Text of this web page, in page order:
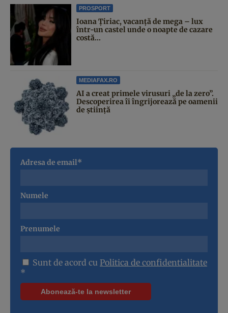
PROSPORT
Ioana Țiriac, vacanță de mega – lux
într-un castel unde o noapte de cazare
costă...
MEDIAFAX.RO
AI a creat primele virusuri „de la zero”.
Descoperirea îi îngrijorează pe oamenii
de știință
Adresa de email*
Numele
Prenumele
Sunt de acord cu Politica de confidentialitate
*